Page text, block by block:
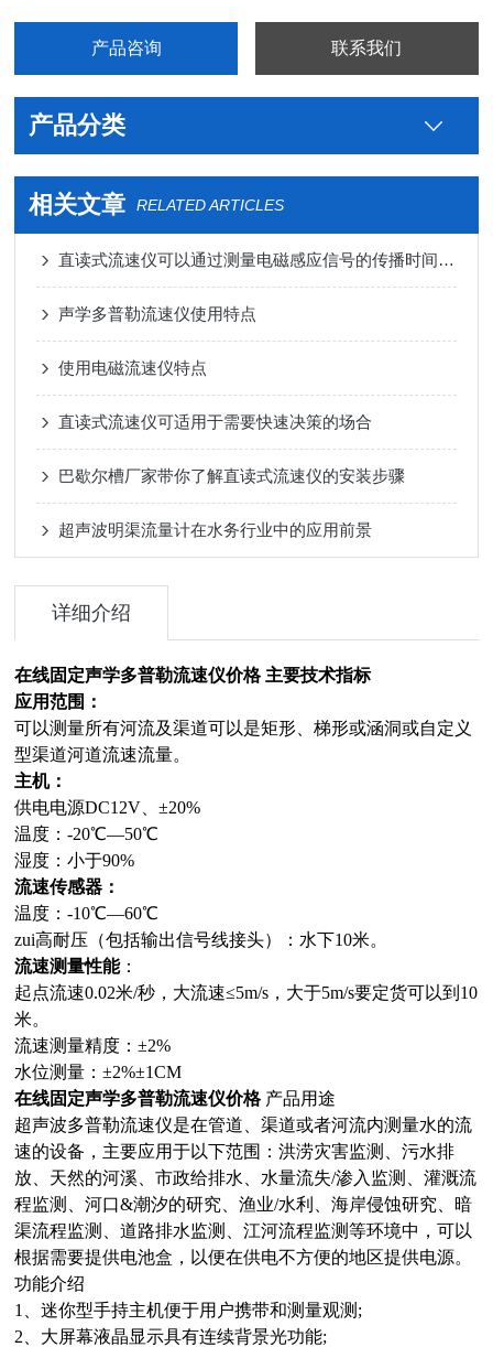
产品咨询 联系我们
产品分类
相关文章 RELATED ARTICLES
直读式流速仪可以通过测量电磁感应信号的传播时间来计算流体速度
声学多普勒流速仪使用特点
使用电磁流速仪特点
直读式流速仪可适用于需要快速决策的场合
巴歇尔槽厂家带你了解直读式流速仪的安装步骤
超声波明渠流量计在水务行业中的应用前景
详细介绍
在线固定声学多普勒流速仪价格 主要技术指标
应用范围：
可以测量所有河流及渠道可以是矩形、梯形或涵洞或自定义
型渠道河道流速流量。
主机：
供电电源DC12V、±20%
温度：-20℃—50℃
湿度：小于90%
流速传感器：
温度：-10℃—60℃
zui高耐压（包括输出信号线接头）：水下10米。
流速测量性能：
起点流速0.02米/秒，大流速≤5m/s，大于5m/s要定货可以到10
米。
流速测量精度：±2%
水位测量：±2%±1CM
在线固定声学多普勒流速仪价格产品用途
超声波多普勒流速仪是在管道、渠道或者河流内测量水的流
速的设备，主要应用于以下范围：洪涝灾害监测、污水排
放、天然的河溪、市政给排水、水量流失/渗入监测、灌溉流
程监测、河口&潮汐的研究、渔业/水利、海岸侵蚀研究、暗
渠流程监测、道路排水监测、江河流程监测等环境中，可以
根据需要提供电池盒，以便在供电不方便的地区提供电源。
功能介绍
1、迷你型手持主机便于用户携带和测量观测;
2、大屏幕液晶显示具有连续背景光功能;